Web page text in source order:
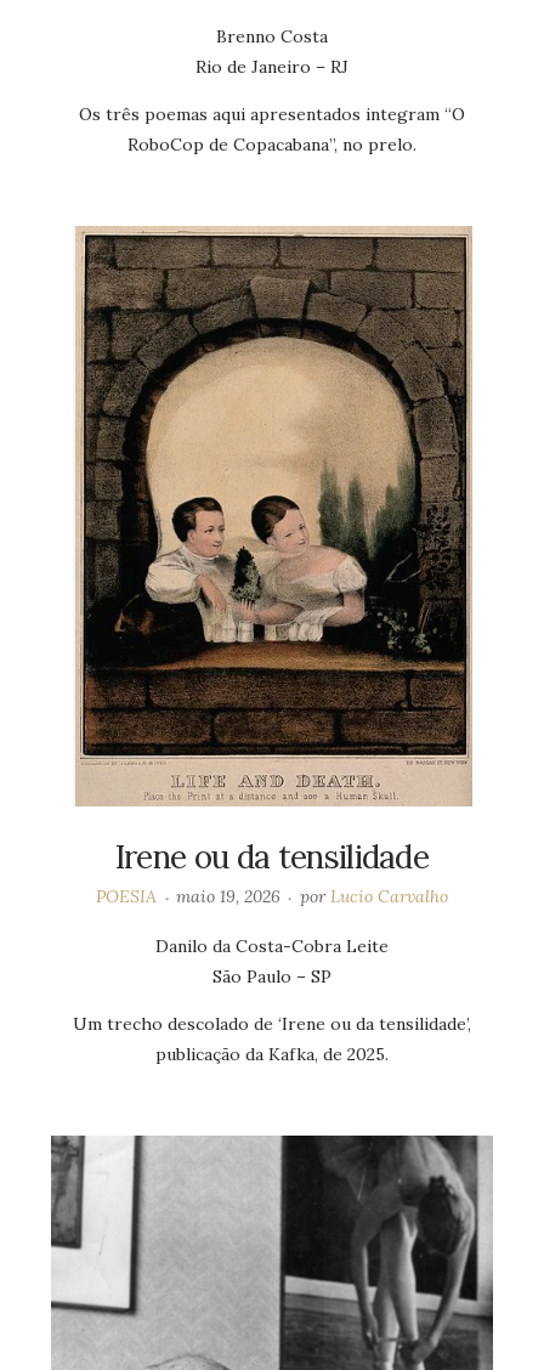
Brenno Costa
Rio de Janeiro – RJ
Os três poemas aqui apresentados integram “O
RoboCop de Copacabana”, no prelo.
Irene ou da tensilidade
POESIA maio 19, 2026 porLucio Carvalho
Danilo da Costa-Cobra Leite
São Paulo – SP
Um trecho descolado de ‘Irene ou da tensilidade’,
publicação da Kafka, de 2025.